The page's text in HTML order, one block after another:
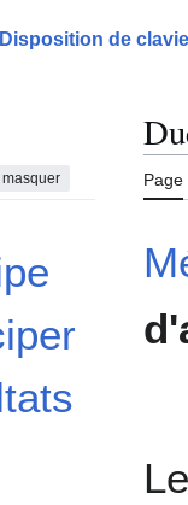
Disposition de
masquer Page